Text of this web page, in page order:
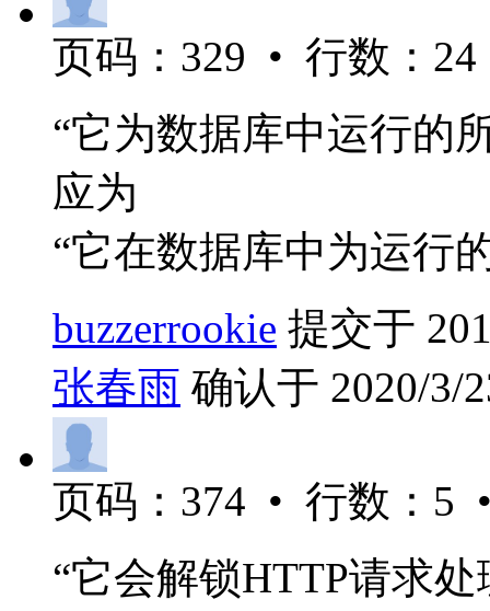
页码：329 • 行数：
“它为数据库中运行的
应为
“它在数据库中为运行
buzzerrookie 提交于
张春雨 确认于 2020/3/
页码：374 • 行数：5
“它会解锁HTTP请求处